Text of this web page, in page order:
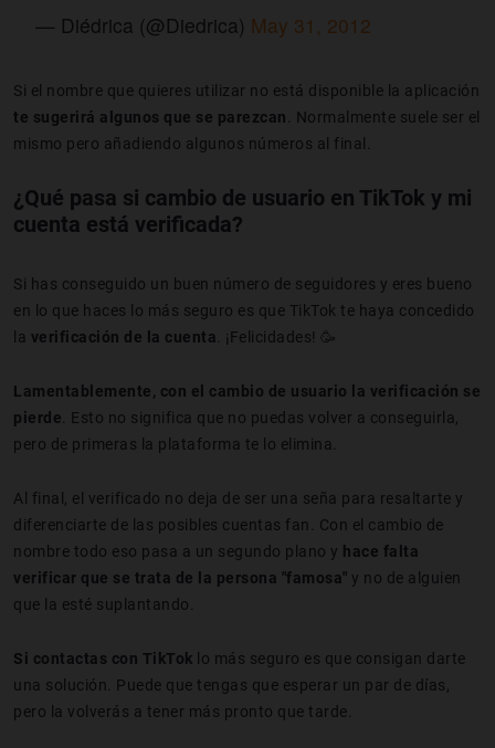
— Diédrica (@Diedrica) May 31, 2012
Si el nombre que quieres utilizar no está disponible la aplicación
te sugerirá algunos que se parezcan . Normalmente suele ser el
mismo pero añadiendo algunos números al final.
¿Qué pasa si cambio de usuario en TikTok y mi
cuenta está verificada?
Si has conseguido un buen número de seguidores y eres bueno
en lo que haces lo más seguro es que TikTok te haya concedido
la verificación de la cuenta . ¡Felicidades! 🥳
Lamentablemente, con el cambio de usuario la verificación se
pierde . Esto no significa que no puedas volver a conseguirla,
pero de primeras la plataforma te lo elimina.
Al final, el verificado no deja de ser una seña para resaltarte y
diferenciarte de las posibles cuentas fan. Con el cambio de
nombre todo eso pasa a un segundo plano y hace falta
verificar que se trata de la persona "famosa" y no de alguien
que la esté suplantando.
Si contactas con TikTok lo más seguro es que consigan darte
una solución. Puede que tengas que esperar un par de días,
pero la volverás a tener más pronto que tarde.